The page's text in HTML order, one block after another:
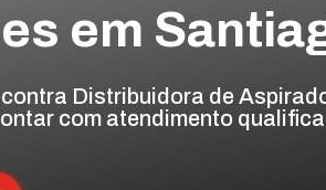
em
Distribuidora de
com atendimento